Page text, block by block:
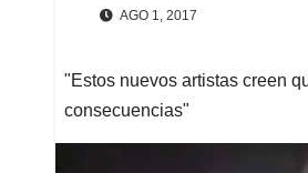
AGO 1, 2017
"Estos nuevos artistas creen
consecuencias"